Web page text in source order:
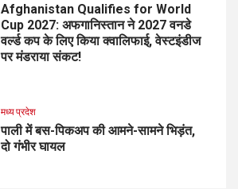
Afghanistan Qualifies for World
Cup 2027: अफगानिस्तान ने 2027 वनडे
वर्ल्ड कप के लिए किया क्वालिफाई, वेस्टइंडीज
पर मंडराया संकट!
मध्य प्रदेश
पाली में बस-पिकअप की आमने-सामने भिड़ंत,
दो गंभीर घायल